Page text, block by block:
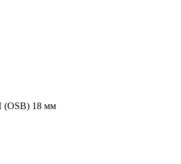
(OSB) 18 мм